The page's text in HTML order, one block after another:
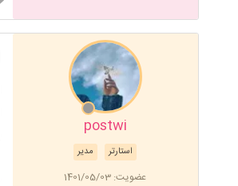
postwi
مدیر استارتر
عضویت: 1401/05/03